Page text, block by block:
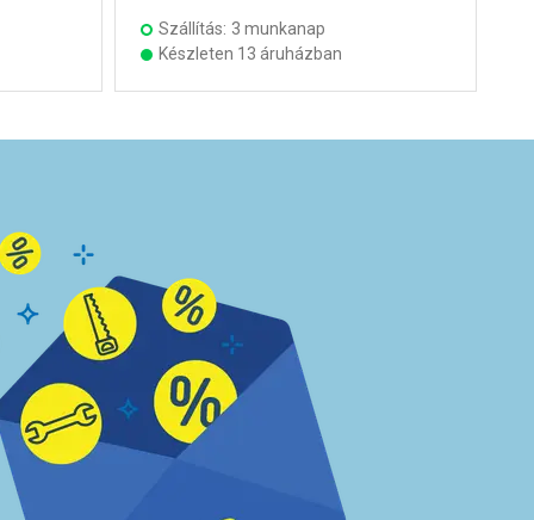
Szállítás: 3 munkanap
Készleten 13 áruházban